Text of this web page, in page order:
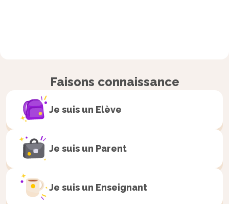
Faisons connaissance
Je suis un Elève
Je suis un Parent
Je suis un Enseignant